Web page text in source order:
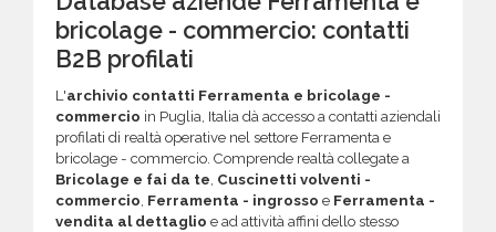
bricolage - commercio: contatti
B2B profilati
L'archivio contatti Ferramenta e bricolage -
commercio in Puglia, Italia dà accesso a contatti aziendali
profilati di realtà operative nel settore Ferramenta e
bricolage - commercio. Comprende realtà collegate a
Bricolage e fai da te, Cuscinetti volventi -
commercio, Ferramenta - ingrosso e Ferramenta -
vendita al dettaglio e ad attività affini dello stesso